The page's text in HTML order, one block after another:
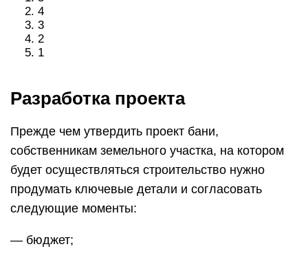
4
3
2
1
Разработка проекта
Прежде чем утвердить проект бани,
собственникам земельного участка, на котором
будет осуществляться строительство нужно
продумать ключевые детали и согласовать
следующие моменты:
— бюджет;